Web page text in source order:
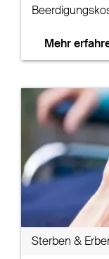
Mehr
Sterben &